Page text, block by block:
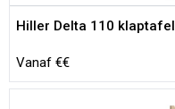
Hiller Delta 110 klaptafel
Vanaf €€